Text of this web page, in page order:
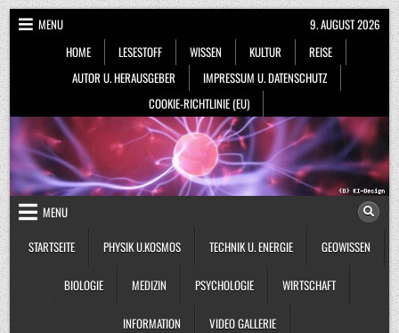
Skip
to
content
MENU
HOME
LESESTOFF WISSEN KULTUR
REISE
AUTOR U. HERAUSGEBER
IMPRESSUM U. DATENSCHUTZ
COOKIE-RICHTLINIE (EU)
9. AUGUST 2026
MENU
STARTSEITE
PHYSIK U.KOSMOS TECHNIK U. ENERGIE GEOWISSEN
BIOLOGIE MEDIZIN PSYCHOLOGIE WIRTSCHAFT
INFORMATION VIDEO GALLERIE